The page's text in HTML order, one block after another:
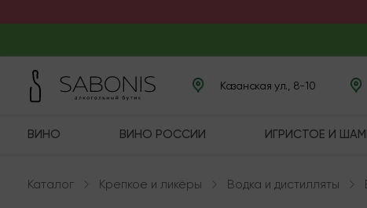
Казанская ул., 8-10
ВИНО ВИНО РОССИИ ИГРИСТОЕ И
Каталог Крепкое и ликёры Водка и дистилляты